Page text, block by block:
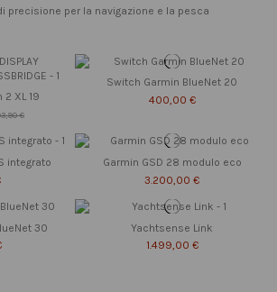
precisione per la navigazione e la pesca
2 XL 19
€
Switch Garmin BlueNet 20
400,00 €
integrato
Garmin GSD 28 modulo eco
3.200,00 €
30
Yachtsense Link
1.499,00 €